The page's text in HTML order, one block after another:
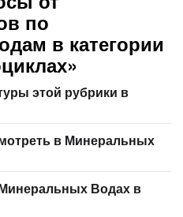
по
в категории
этой рубрики в
в Минеральных
Водах в